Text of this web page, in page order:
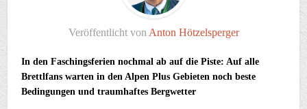
Veröffentlicht von Anton Hötzelsperger
In den Faschingsferien nochmal ab auf die Piste: Auf alle
Brettlfans warten in den Alpen Plus Gebieten noch beste
Bedingungen und traumhaftes Bergwetter